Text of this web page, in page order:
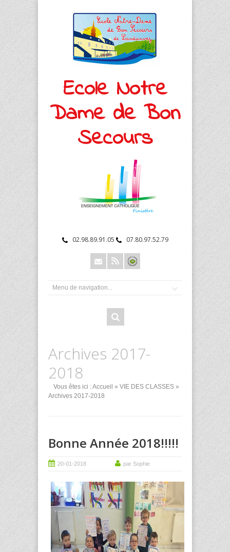
Ecole Notre
Dame de Bon
Secours
02.98.89.91.05 07.80.97.52.79
Archives 2017-
2018
Vous êtes ici :Accueil » VIE DES CLASSES »
Archives 2017-2018
Bonne Année 2018!!!!!
20-01-2018 par Sophie